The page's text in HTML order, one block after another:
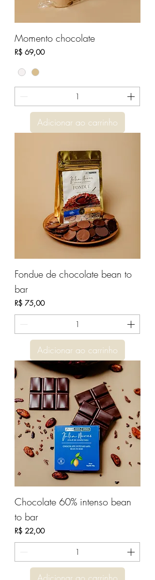
Momento chocolate
Preço
R$ 69,00
Adicionar ao carrinho
Fondue de chocolate bean to
bar
Preço
R$ 75,00
Adicionar ao carrinho
Chocolate 60% intenso bean
to bar
Preço
R$ 22,00
Adicionar ao carrinho